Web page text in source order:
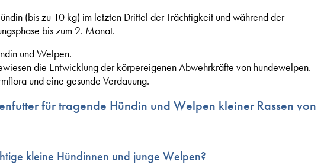
(bis zu 10 kg) im letzten Drittel der Trächtigkeit und während der
bis zum 2. Monat.
und Welpen.
die Entwicklung der körpereigenen Abwehrkräfte von hundewelpen.
und eine gesunde Verdauung.
für tragende Hündin und Welpen kleiner Rassen von
kleine Hündinnen und junge Welpen?